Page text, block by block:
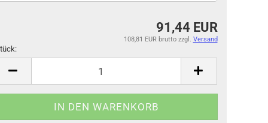
91,44 EUR
108,81 EUR bruttozzgl. Versand